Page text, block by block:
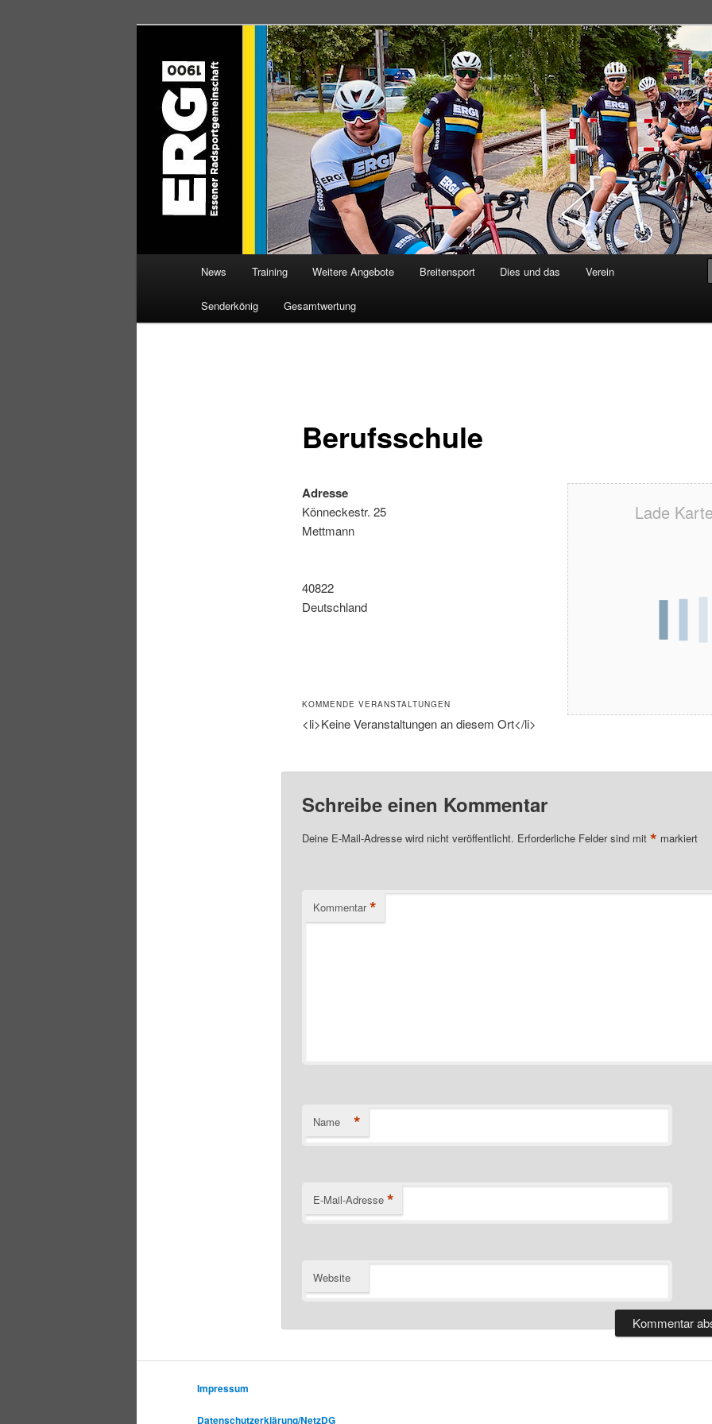
ERG 1900 e.V
Willkommen bei der Essener Radsportgemeinschaft
News Training Weitere Angebote Breitensport Dies und das Verein
Senderkönig Gesamtwertung
Berufsschule
Lade
Adresse
Könneckestr. 25
Mettmann
40822
Deutschland
KOMMENDE VERANSTALTUNGEN
<li>Keine Veranstaltungen an diesem Ort</li>
Schreibe einen Kommentar
Deine E-Mail-Adresse wird nicht veröffentlicht. Erforderliche Felder sind mit * markiert
Kommentar *
Name *
E-Mail-Adresse *
Website
Impressum
Datenschutzerklärung/NetzDG